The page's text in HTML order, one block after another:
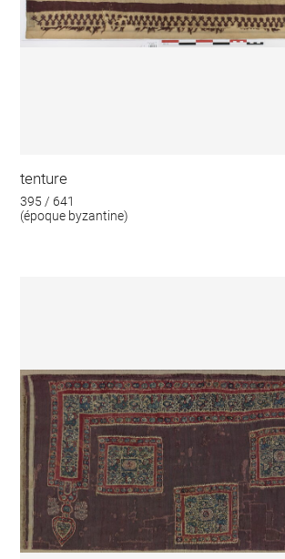
tenture
395 / 641
(époque byzantine)